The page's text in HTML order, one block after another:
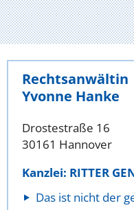
Rechtsanwältin
Yvonne Hanke
Drostestraße 16
30161 Hannover
Kanzlei: RITTER
Das ist nicht der